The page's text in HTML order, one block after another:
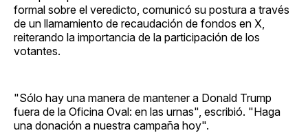
formal sobre el veredicto, comunicó su postura a través
de un llamamiento de recaudación de fondos en X,
reiterando la importancia de la participación de los
votantes.
"Sólo hay una manera de mantener a Donald Trump
fuera de la Oficina Oval: en las urnas", escribió. "Haga
una donación a nuestra campaña hoy".